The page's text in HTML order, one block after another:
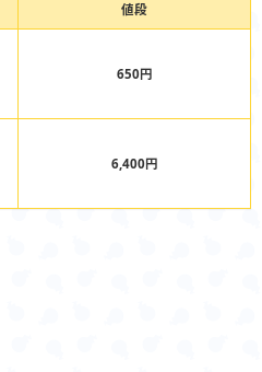
値段
650円
6,400円